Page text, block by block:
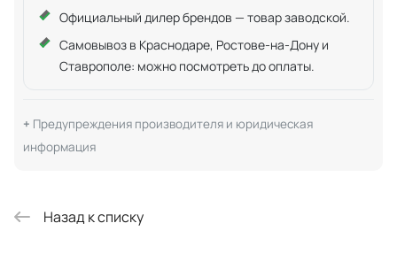
Официальный дилер брендов — товар заводской.
Самовывоз в Краснодаре, Ростове-на-Дону и
Ставрополе: можно посмотреть до оплаты.
Предупреждения производителя и юридическая
информация
Назад к списку